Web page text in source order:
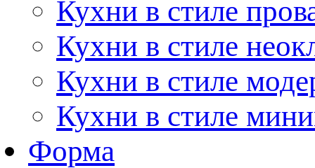
Кухни в стиле
Кухни в стиле
Кухни в стиле
Кухни в стиле
Форма